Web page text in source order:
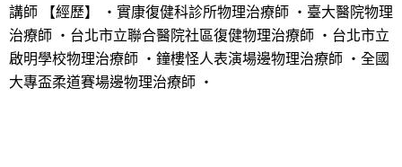
講師 【經歷】 ・實康復健科診所物理治療師 ・臺大醫院物理
治療師 ・台北市立聯合醫院社區復健物理治療師 ・台北市立
啟明學校物理治療師 ・鐘樓怪人表演場邊物理治療師 ・全國
大專盃柔道賽場邊物理治療師 ・